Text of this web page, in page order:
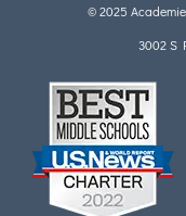
© 2025
3002 S